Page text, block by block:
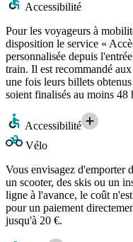
Accessibilité
Pour les voyageurs à
disposition le service «
personnalisée depuis
train. Il est recommandé
une fois leurs billets
soient finalisés au moins 48
Accessibilité
Vélo
Vous envisagez d'emporter
un scooter, des skis ou un
ligne à l'avance, le coût
pour un paiement
jusqu'à 20 €.